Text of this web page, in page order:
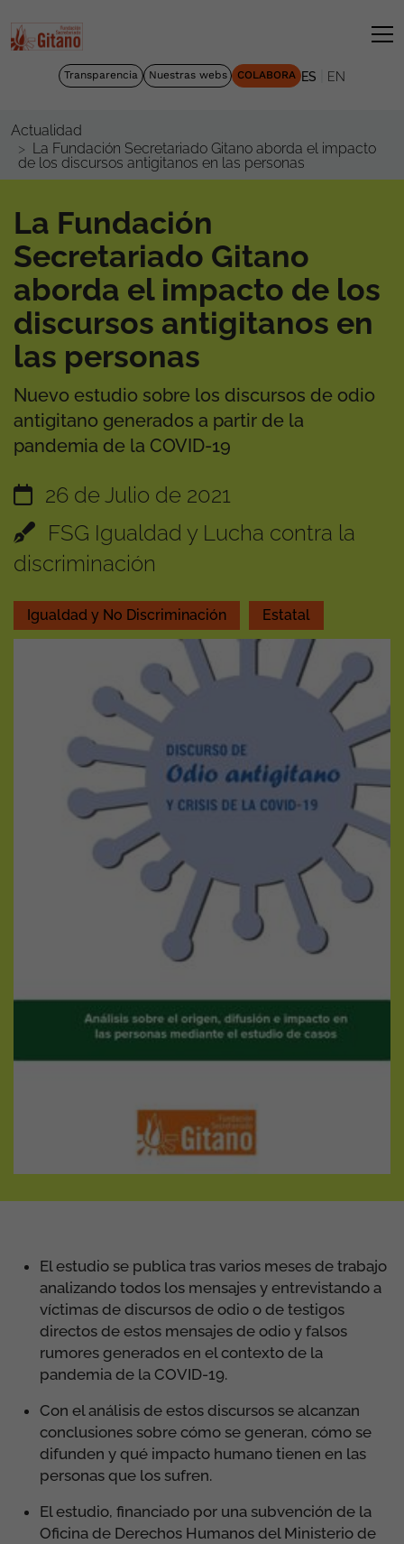
Transparencia Nuestras webs COLABORA ES EN
Actualidad
La Fundación Secretariado Gitano aborda el impacto
de los discursos antigitanos en las personas
La Fundación
Secretariado Gitano
aborda el impacto de los
discursos antigitanos en
las personas
Nuevo estudio sobre los discursos de odio
antigitano generados a partir de la
pandemia de la COVID-19
26 de Julio de 2021
FSG Igualdad y Lucha contra la
discriminación
Igualdad y No Discriminación Estatal
El estudio se publica tras varios meses de trabajo
analizando todos los mensajes y entrevistando a
víctimas de discursos de odio o de testigos
directos de estos mensajes de odio y falsos
rumores generados en el contexto de la
pandemia de la COVID-19.
Con el análisis de estos discursos se alcanzan
conclusiones sobre cómo se generan, cómo se
difunden y qué impacto humano tienen en las
personas que los sufren.
El estudio, financiado por una subvención de la
Oficina de Derechos Humanos del Ministerio de